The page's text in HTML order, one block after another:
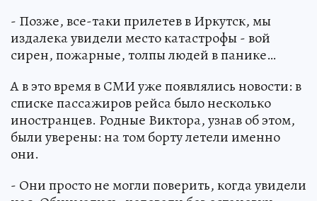
- Позже, все-таки прилетев в Иркутск, мы
издалека увидели место катастрофы - вой
сирен, пожарные, толпы людей в панике…
А в это время в СМИ уже появлялись новости: в
списке пассажиров рейса было несколько
иностранцев. Родные Виктора, узнав об этом,
были уверены: на том борту летели именно
они.
- Они просто не могли поверить, когда увидели